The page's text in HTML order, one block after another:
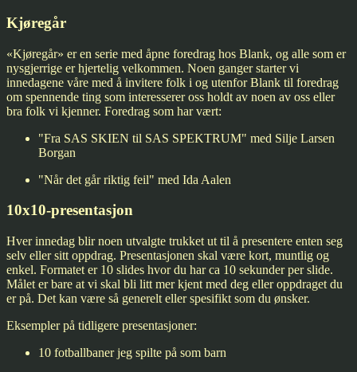
Kjøregår
«Kjøregår» er en serie med åpne foredrag hos Blank, og alle som er
nysgjerrige er hjertelig velkommen. Noen ganger starter vi
innedagene våre med å invitere folk i og utenfor Blank til foredrag
om spennende ting som interesserer oss holdt av noen av oss eller
bra folk vi kjenner. Foredrag som har vært:
"Fra SAS SKIEN til SAS SPEKTRUM" med Silje Larsen
Borgan
"Når det går riktig feil" med Ida Aalen
10x10-presentasjon
Hver innedag blir noen utvalgte trukket ut til å presentere enten seg
selv eller sitt oppdrag. Presentasjonen skal være kort, muntlig og
enkel. Formatet er 10 slides hvor du har ca 10 sekunder per slide.
Målet er bare at vi skal bli litt mer kjent med deg eller oppdraget du
er på. Det kan være så generelt eller spesifikt som du ønsker.
Eksempler på tidligere presentasjoner:
10 fotballbaner jeg spilte på som barn